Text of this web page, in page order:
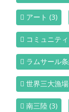
アート (3)
コミュニティ
ラムサール
世界三大漁場
南三陸 (3)